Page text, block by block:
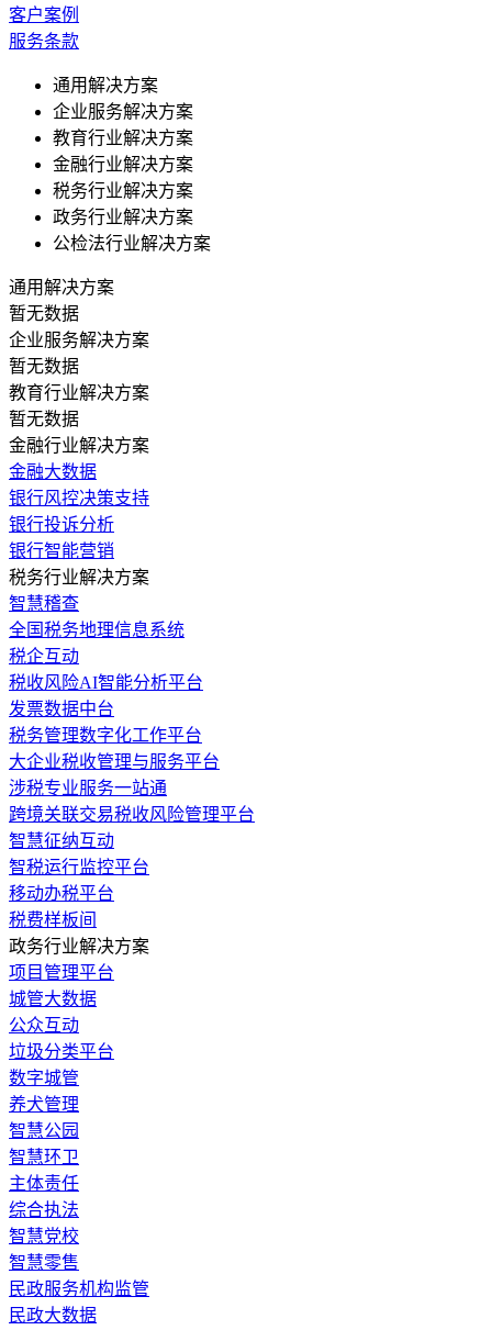
客户案例
服务条款
通用解决方案
企业服务解决方案
教育行业解决方案
金融行业解决方案
税务行业解决方案
政务行业解决方案
公检法行业解决方案
通用解决方案
暂无数据
企业服务解决方案
暂无数据
教育行业解决方案
暂无数据
金融行业解决方案
金融大数据
银行风控决策支持
银行投诉分析
银行智能营销
税务行业解决方案
智慧稽查
全国税务地理信息系统
税企互动
税收风险AI智能分析平台
发票数据中台
税务管理数字化工作平台
大企业税收管理与服务平台
涉税专业服务一站通
跨境关联交易税收风险管理平台
智慧征纳互动
智税运行监控平台
移动办税平台
税费样板间
政务行业解决方案
​项目管理平台
城管大数据
公众互动
垃圾分类平台
数字城管
养犬管理
智慧公园
智慧环卫
主体责任
综合执法
智慧党校
智慧零售
民政服务机构监管
民政大数据